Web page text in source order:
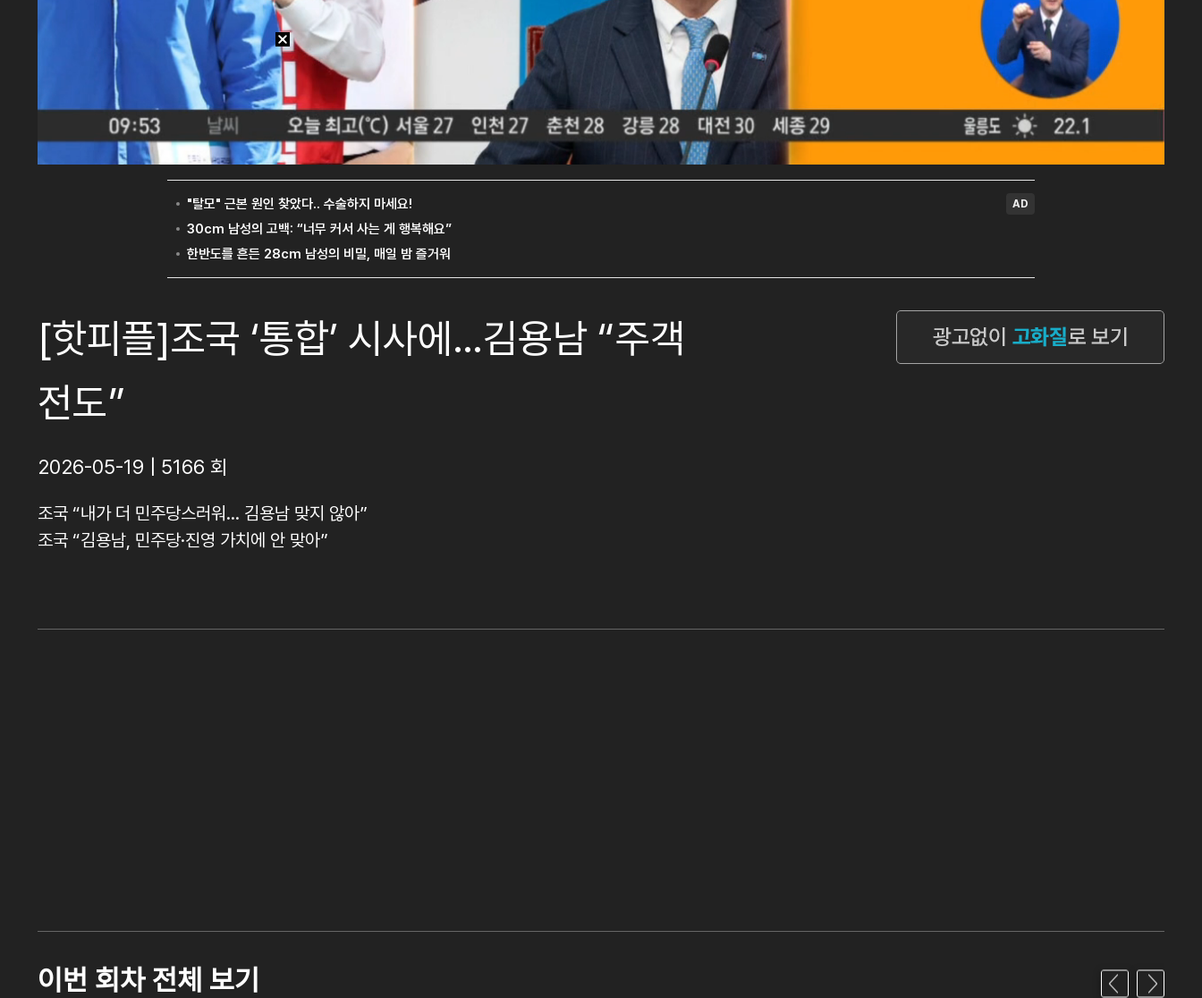
[핫피플]조국 ‘통합’ 시사에…김용남 “주객
전도”
2026-05-19 | 5166 회
조국 “내가 더 민주당스러워… 김용남 맞지 않아”
조국 “김용남, 민주당·진영 가치에 안 맞아”
이번 회차 전체 보기